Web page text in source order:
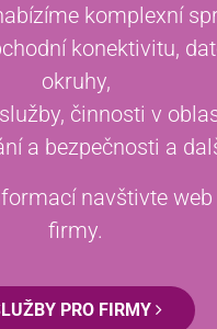
komplexní
konektivitu,
okruhy,
činnosti v
a bezpečnosti a
navštivte
firmy.
PRO FIRMY